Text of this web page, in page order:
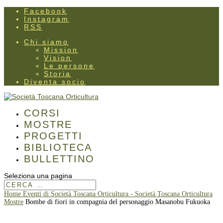
Facebook
Instagram
RSS
Chi siamo
Mission
Vision
Le persone
Storia
Diventa socio
CORSI
MOSTRE
PROGETTI
BIBLIOTECA
BULLETTINO
Seleziona una pagina
Home Eventi di Società Toscana Orticultura - Società Toscana Orticultura
Mostre Bombe di fiori in compagnia del personaggio Masanobu Fukuoka